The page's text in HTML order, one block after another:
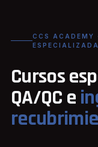
CCS ACADEMY
ESPECIALIZADA
Cursos
QA/QC e